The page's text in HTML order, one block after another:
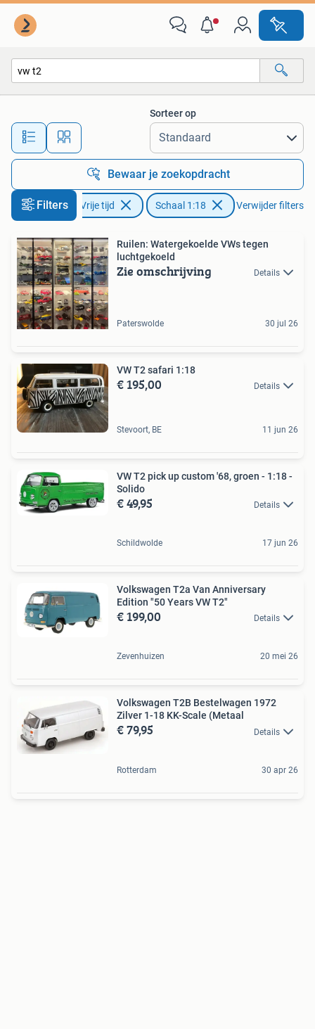
Alle afstanden…
Sorteer op
Bewaar je zoekopdracht
Filters
Hobby en Vrije tijd Schaal 1:18 Verwijder filters
Ruilen: Watergekoelde VWs tegen
luchtgekoeld
Zie omschrijving Details
Paterswolde 30 jul 26
VW T2 safari 1:18
€ 195,00 Details
Stevoort, BE 11 jun 26
VW T2 pick up custom '68, groen - 1:18 -
Solido
€ 49,95 Details
Schildwolde 17 jun 26
Volkswagen T2a Van Anniversary
Edition "50 Years VW T2"
€ 199,00 Details
Zevenhuizen 20 mei 26
Volkswagen T2B Bestelwagen 1972
Zilver 1-18 KK-Scale (Metaal
€ 79,95 Details
Rotterdam 30 apr 26